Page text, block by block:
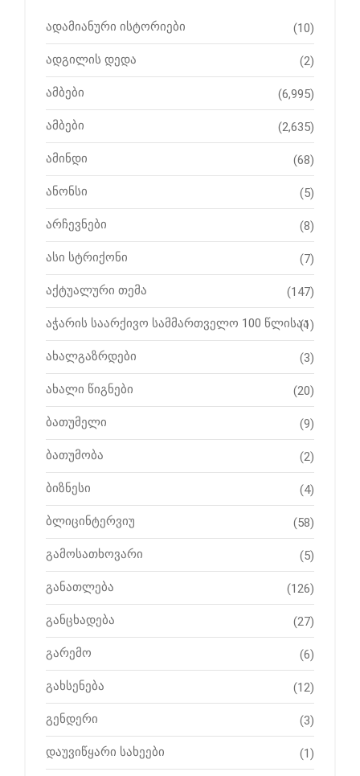
ადამიანური ისტორიები (10)
ადგილის დედა (2)
ამბები (6,995)
ამბები (2,635)
ამინდი (68)
ანონსი (5)
არჩევნები (8)
ასი სტრიქონი (7)
აქტუალური თემა (147)
აჭარის საარქივო სამმართველო 100 წლისაა
(1)
ახალგაზრდები (3)
ახალი წიგნები (20)
ბათუმელი (9)
ბათუმობა (2)
ბიზნესი (4)
ბლიცინტერვიუ (58)
გამოსათხოვარი (5)
განათლება (126)
განცხადება (27)
გარემო (6)
გახსენება (12)
გენდერი (3)
დაუვიწყარი სახეები (1)